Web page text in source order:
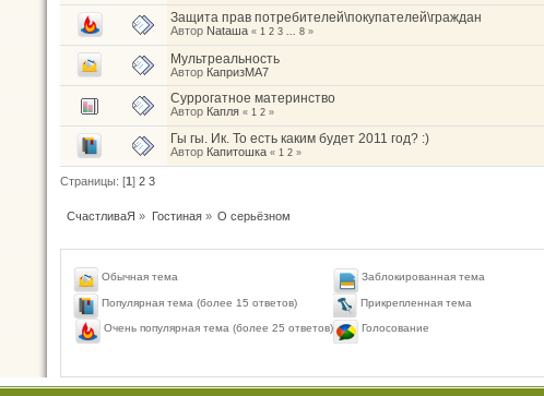
Защита прав потребителей\покупателей\граждан
Автор Nataшa « 1 2 3 ... 8 »
Мультреальность
Автор КапризМА7
Суррогатное материнство
Автор Капля « 1 2 »
Гы гы. Ик. То есть каким будет 2011 год? :)
Автор Капитошка « 1 2 »
Страницы: [1] 2 3
СчастливаЯ » Гостиная» О серьёзном
Обычная тема
Популярная тема (более 15 ответов)
Очень популярная тема (более 25 ответов)
Заблокированная тема
Прикрепленная тема
Голосование